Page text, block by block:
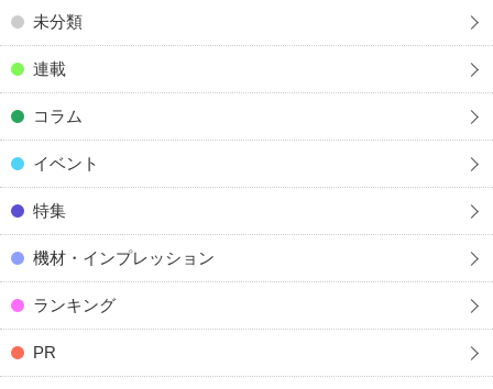
未分類
連載
コラム
イベント
特集
機材・インプレッション
ランキング
PR